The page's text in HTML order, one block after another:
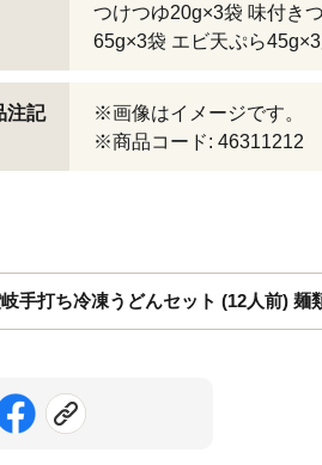
つけつゆ20g×3袋 味付き
65g×3袋 エビ天ぷら
注記
※画像はイメージです。
※商品コード: 46311212
手打ち冷凍うどんセット (12人前) 麺